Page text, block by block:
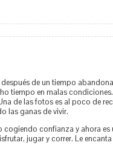
de un tiempo
tiempo en malas
de las fotos es al poco de
las ganas de vivir.
cogiendo confianza y ahora es
jugar y correr. Le encanta